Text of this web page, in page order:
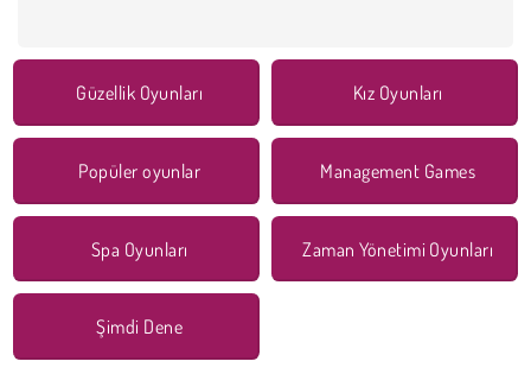
Güzellik Oyunları Kız Oyunları
Popüler oyunlar Management Games
Spa Oyunları Zaman Yönetimi Oyunları
Şimdi Dene